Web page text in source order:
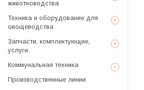
животноводства
Техника и оборудование для
овощеводства
Запчасти, комплектующие,
услуги
Коммунальная техника
Производственные линии